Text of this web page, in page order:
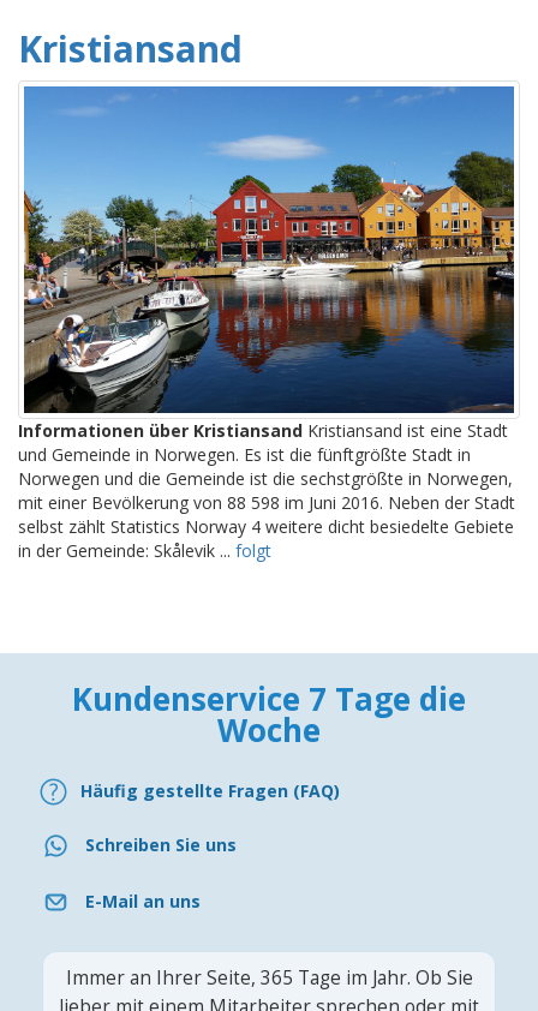
Kristiansand
Informationen über Kristiansand Kristiansand ist eine Stadt
und Gemeinde in Norwegen. Es ist die fünftgrößte Stadt in
Norwegen und die Gemeinde ist die sechstgrößte in Norwegen,
mit einer Bevölkerung von 88 598 im Juni 2016. Neben der Stadt
selbst zählt Statistics Norway 4 weitere dicht besiedelte Gebiete
in der Gemeinde: Skålevik ... folgt
Kundenservice 7 Tage die
Woche
Häufig gestellte Fragen (FAQ)
Schreiben Sie uns
E-Mail an uns
Immer an Ihrer Seite, 365 Tage im Jahr. Ob Sie